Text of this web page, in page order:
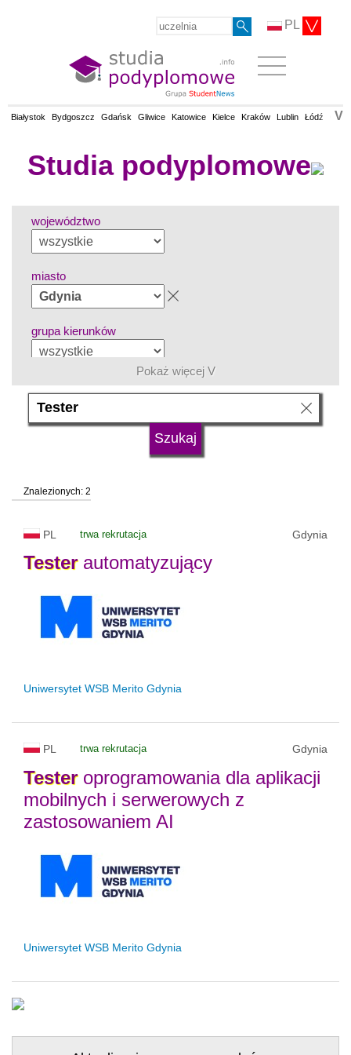
PL
Białystok Bydgoszcz Gdańsk Gliwice Katowice Kielce Kraków Lublin Łódź V
Studia podyplomowe
województwo
miasto
grupa kierunków
język
status uczelni
Pokaż więcej V
Znalezionych: 2
PL trwa rekrutacja Gdynia
Testerautomatyzujący
Uniwersytet WSB Merito Gdynia
PL trwa rekrutacja Gdynia
Testeroprogramowania dla aplikacji
mobilnych i serwerowych z
zastosowaniem AI
Uniwersytet WSB Merito Gdynia